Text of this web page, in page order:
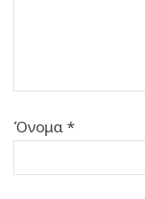
Όνομα*